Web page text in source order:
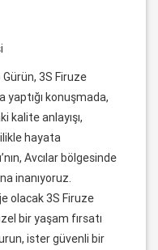
3S Firuze
yaptığı konuşmada,
kalite anlayışı,
hayata
Avcılar bölgesinde
inanıyoruz.
olacak 3S Firuze
bir yaşam fırsatı
ister güvenli bir